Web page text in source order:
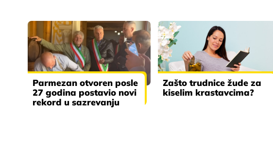
Parmezan otvoren posle
27 godina postavio novi
rekord u sazrevanju
Zašto trudnice žude za
kiselim krastavcima?